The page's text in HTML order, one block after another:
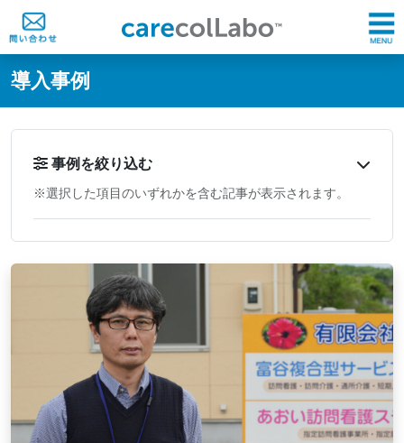
@ -0,0 +1,60 @@
導入事例
事例を絞り込む
※選択した項目のいずれかを含む記事が表示されます。